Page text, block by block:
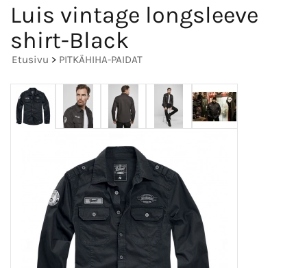
Luis vintage longsleeve
shirt-Black
Etusivu > PITKÄHIHA-PAIDAT